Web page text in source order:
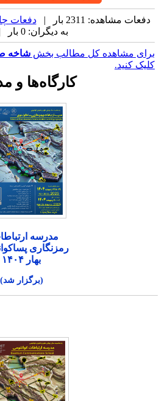
دفعات مشاهده: 2311 بار | دفعات چاپ: 454
به دیگران: 0 بار |
مشاهده کل مطالب بخش شاخه
کنید.
کارگاه‌ها و
مدرسه
رمزنگاری
بهار ۱۴۰۴
(برگزار شد)